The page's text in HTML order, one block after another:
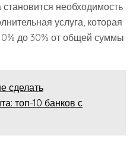
необходимость
услуга, которая
до 30% от общей суммы
сделать
топ-10 банков с